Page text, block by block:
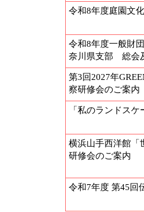
令和8年度庭園文
令和8年度一般財
奈川県支部 総会
第3回2027年
察研修会のご案内
「私のランドス
横浜山手西洋館「
研修会のご案内
令和7年度 第45回